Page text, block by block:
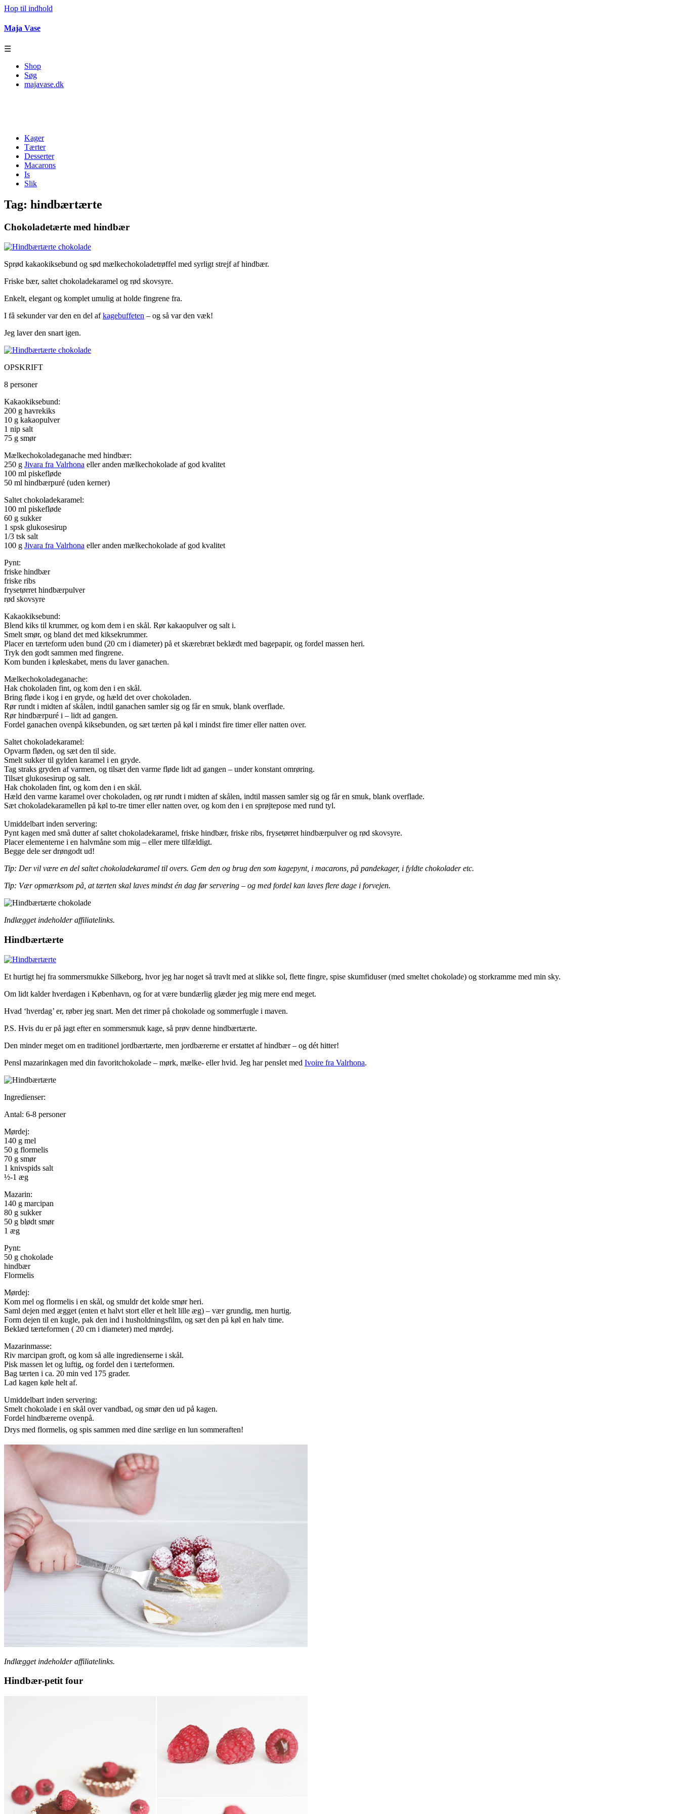
Hop til indhold
Maja Vase
☰
Shop
Søg
majavase.dk
Kager
Tærter
Desserter
Macarons
Is
Slik
Tag: hindbærtærte
Chokoladetærte med hindbær
Sprød kakaokiksebund og sød mælkechokoladetrøffel med syrligt strejf af hindbær.
Friske bær, saltet chokoladekaramel og rød skovsyre.
Enkelt, elegant og komplet umulig at holde fingrene fra.
I få sekunder var den en del afkagebuffeten – og så var den væk!
Jeg laver den snart igen.
OPSKRIFT
8 personer
Kakaokiksebund:
200 g havrekiks
10 g kakaopulver
1 nip salt
75 g smør
Mælkechokoladeganache med hindbær:
250 g Jivara fra Valrhona eller anden mælkechokolade af god kvalitet
100 ml piskefløde
50 ml hindbærpuré (uden kerner)
Saltet chokoladekaramel:
100 ml piskefløde
60 g sukker
1 spsk glukosesirup
1/3 tsk salt
100 g Jivara fra Valrhona eller anden mælkechokolade af god kvalitet
Pynt:
friske hindbær
friske ribs
frysetørret hindbærpulver
rød skovsyre
Kakaokiksebund:
Blend kiks til krummer, og kom dem i en skål. Rør kakaopulver og salt i.
Smelt smør, og bland det med kiksekrummer.
Placer en tærteform uden bund (20 cm i diameter) på et skærebræt beklædt med bagepapir, og fordel massen heri.
Tryk den godt sammen med fingrene.
Kom bunden i køleskabet, mens du laver ganachen.
Mælkechokoladeganache:
Hak chokoladen fint, og kom den i en skål.
Bring fløde i kog i en gryde, og hæld det over chokoladen.
Rør rundt i midten af skålen, indtil ganachen samler sig og får en smuk, blank overflade.
Rør hindbærpuré i – lidt ad gangen.
Fordel ganachen ovenpå kiksebunden, og sæt tærten på køl i mindst fire timer eller natten over.
Saltet chokoladekaramel:
Opvarm fløden, og sæt den til side.
Smelt sukker til gylden karamel i en gryde.
Tag straks gryden af varmen, og tilsæt den varme fløde lidt ad gangen – under konstant omrøring.
Tilsæt glukosesirup og salt.
Hak chokoladen fint, og kom den i en skål.
Hæld den varme karamel over chokoladen, og rør rundt i midten af skålen, indtil massen samler sig og får en smuk, blank overflade.
Sæt chokoladekaramellen på køl to-tre timer eller natten over, og kom den i en sprøjtepose med rund tyl.
Umiddelbart inden servering:
Pynt kagen med små dutter af saltet chokoladekaramel, friske hindbær, friske ribs, frysetørret hindbærpulver og rød skovsyre.
Placer elementerne i en halvmåne som mig – eller mere tilfældigt.
Begge dele ser drøngodt ud!
Tip: Der vil være en del saltet chokoladekaramel til overs. Gem den og brug den som kagepynt, i macarons, på pandekager, i fyldte chokolader etc.
Tip: Vær opmærksom på, at tærten skal laves mindst én dag før servering – og med fordel kan laves flere dage i forvejen.
Indlægget indeholder affiliatelinks.
Hindbærtærte
Et hurtigt hej fra sommersmukke Silkeborg, hvor jeg har noget så travlt med at slikke sol, flette fingre, spise skumfiduser (med smeltet chokolade) og storkramme med min sky.
Om lidt kalder hverdagen i København, og for at være bundærlig glæder jeg mig mere end meget.
Hvad ‘hverdag’ er, røber jeg snart. Men det rimer på chokolade og sommerfugle i maven.
P.S. Hvis du er på jagt efter en sommersmuk kage, så prøv denne hindbærtærte.
Den minder meget om en traditionel jordbærtærte, men jordbærerne er erstattet af hindbær – og dét hitter!
Pensl mazarinkagen med din favoritchokolade – mørk, mælke- eller hvid. Jeg har penslet med Ivoire fra Valrhona.
Ingredienser:
Antal: 6-8 personer
Mørdej:
140 g mel
50 g flormelis
70 g smør
1 knivspids salt
½-1 æg
Mazarin:
140 g marcipan
80 g sukker
50 g blødt smør
1 æg
Pynt:
50 g chokolade
hindbær
Flormelis
Mørdej:
Kom mel og flormelis i en skål, og smuldr det kolde smør heri.
Saml dejen med ægget (enten et halvt stort eller et helt lille æg) – vær grundig, men hurtig.
Form dejen til en kugle, pak den ind i husholdningsfilm, og sæt den på køl en halv time.
Beklæd tærteformen ( 20 cm i diameter) med mørdej.
Mazarinmasse:
Riv marcipan groft, og kom så alle ingredienserne i skål.
Pisk massen let og luftig, og fordel den i tærteformen.
Bag tærten i ca. 20 min ved 175 grader.
Lad kagen køle helt af.
Umiddelbart inden servering:
Smelt chokolade i en skål over vandbad, og smør den ud på kagen.
Fordel hindbærerne ovenpå.
Drys med flormelis, og spis sammen med dine særlige en lun sommeraften!
Indlægget indeholder affiliatelinks.
Hindbær-petit four